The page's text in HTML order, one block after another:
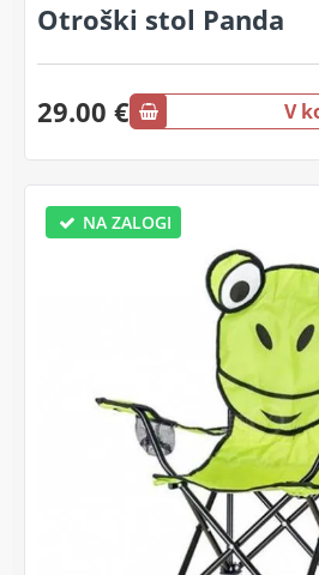
Otroški stol Panda
29.00 € V
NA ZALOGI